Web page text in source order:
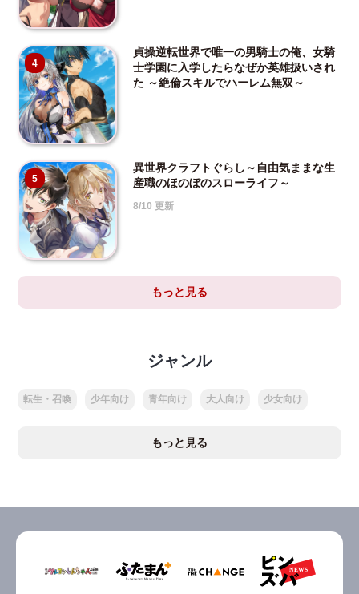
4
貞操逆転世界で唯一の男騎士の俺、女騎
士学園に入学したらなぜか英雄扱いされ
た ～絶倫スキルでハーレム無双～
5
異世界クラフトぐらし～自由気ままな生
産職のほのぼのスローライフ～
8/10 更新
もっと見る
ジャンル
転生・召喚 少年向け 青年向け 大人向け 少女向け
もっと見る